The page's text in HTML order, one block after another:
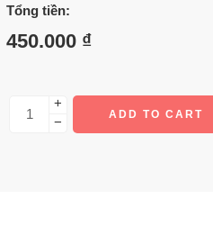
Tổng tiền:
450.000 ₫
+
−
ADD TO CART